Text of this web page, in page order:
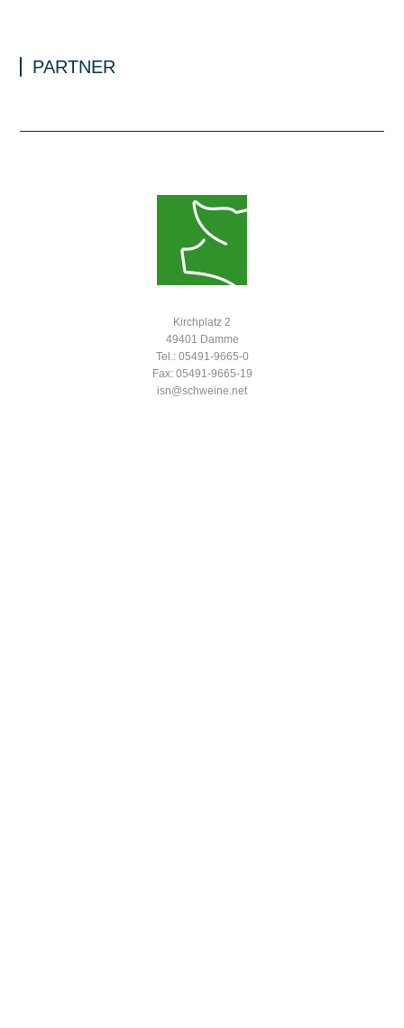
PARTNER
Kirchplatz 2
49401 Damme
Tel.: 05491-9665-0
Fax: 05491-9665-19
isn@schweine.net